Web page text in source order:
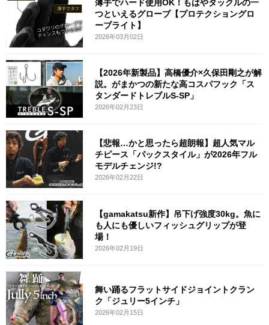
薄手でハード使用OK！もはやタックルの一
つといえるグローブ【プロテクショングロ
ーブライト】
2026年03月02日
【2026年新製品】高橋優介×久保田剛之が解
説。がまかつの新たな高コスパフック「ス
タンダードトレブルS-SP」
2026年02月23日
【悲報…かと思ったら超朗報】超人気マル
チピース「パックスタイル」が2026年フル
モデルチェンジ!?
2026年02月22日
【gamakatsu新作】吊下げ強度30kg。魚に
も人にも優しいフィッシュグリップが登
場！
2026年02月19日
舞い踊るフラットサイドジョイントクラン
ク「ジュリー5インチ」
2026年02月15日